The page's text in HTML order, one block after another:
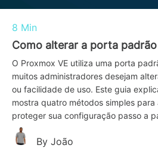
8 Min
Como alterar a porta
O Proxmox VE utiliza uma porta
muitos administradores desejam
ou facilidade de uso. Este guia
mostra quatro métodos simples
proteger sua configuração passo a
By João